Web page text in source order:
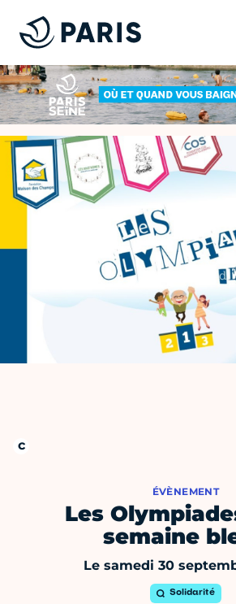
ÉVÈNEMENT
Les
semaine
Le samedi 30
Solidarité